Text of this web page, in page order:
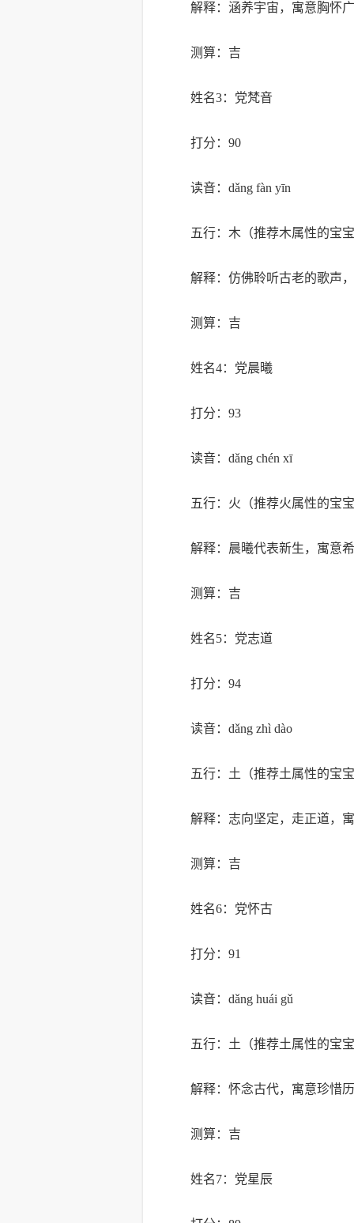
解释：涵养宇宙，寓意胸怀
测算：吉
姓名3：党梵音
打分：90
读音：dǎng fàn yīn
五行：木（推荐木属性的宝
解释：仿佛聆听古老的歌声
测算：吉
姓名4：党晨曦
打分：93
读音：dǎng chén xī
五行：火（推荐火属性的宝
解释：晨曦代表新生，寓意
测算：吉
姓名5：党志道
打分：94
读音：dǎng zhì dào
五行：土（推荐土属性的宝
解释：志向坚定，走正道，
测算：吉
姓名6：党怀古
打分：91
读音：dǎng huái gǔ
五行：土（推荐土属性的宝
解释：怀念古代，寓意珍惜
测算：吉
姓名7：党星辰